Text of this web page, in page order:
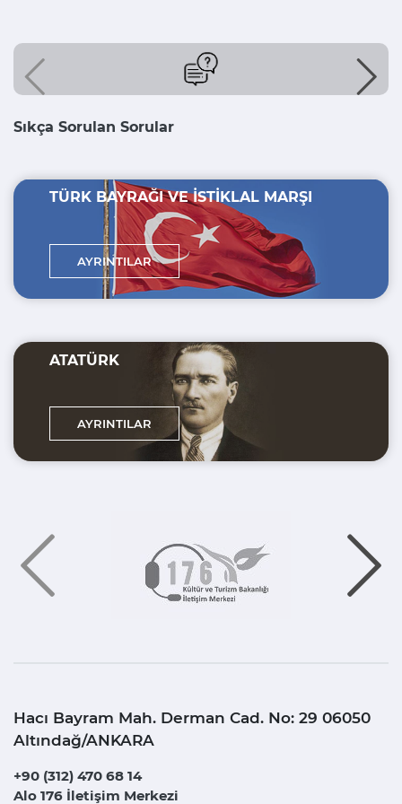
Sıkça Sorulan Sorular
TÜRK BAYRAĞI VE İSTİKLAL MARŞI
AYRINTILAR
ATATÜRK
AYRINTILAR
Hacı Bayram Mah. Derman Cad. No: 29 06050
Altındağ/ANKARA
+90 (312) 470 68 14
Alo 176 İletişim Merkezi